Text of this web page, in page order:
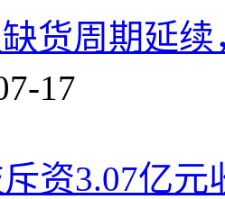
货周期延
17
资3.07亿